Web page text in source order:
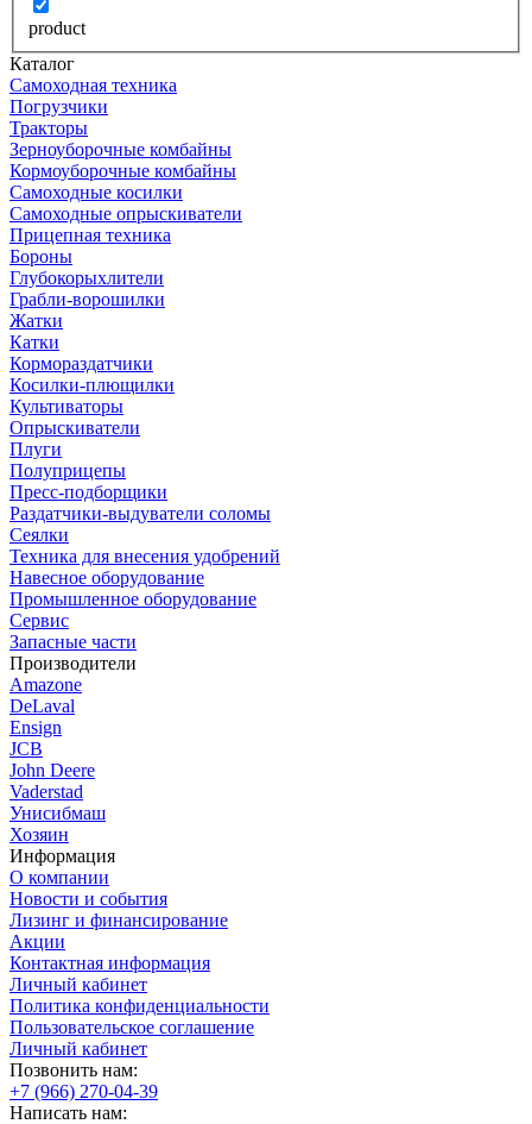
product
Каталог
Самоходная техника
Погрузчики
Тракторы
Зерноуборочные комбайны
Кормоуборочные комбайны
Самоходные косилки
Самоходные опрыскиватели
Прицепная техника
Бороны
Глубокорыхлители
Грабли-ворошилки
Жатки
Катки
Кормораздатчики
Косилки-плющилки
Культиваторы
Опрыскиватели
Плуги
Полуприцепы
Пресс-подборщики
Раздатчики-выдуватели соломы
Сеялки
Техника для внесения удобрений
Навесное оборудование
Промышленное оборудование
Сервис
Запасные части
Производители
Amazone
DeLaval
Ensign
JCB
John Deere
Vaderstad
Унисибмаш
Хозяин
Информация
О компании
Новости и события
Лизинг и финансирование
Акции
Контактная информация
Личный кабинет
Политика конфиденциальности
Пользовательское соглашение
Личный кабинет
Позвонить нам:
+7 (966) 270-04-39
Написать нам: